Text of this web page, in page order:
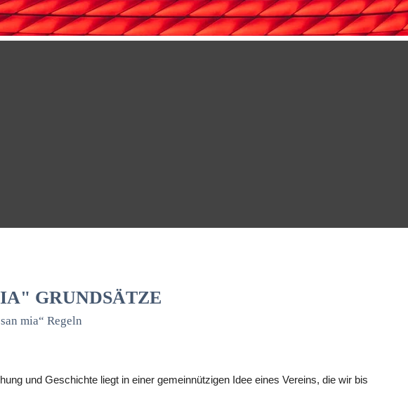
GRUNDSÄTZE
mia“ Regeln
und Geschichte liegt in einer gemeinnützigen Idee eines Vereins, die wir bis